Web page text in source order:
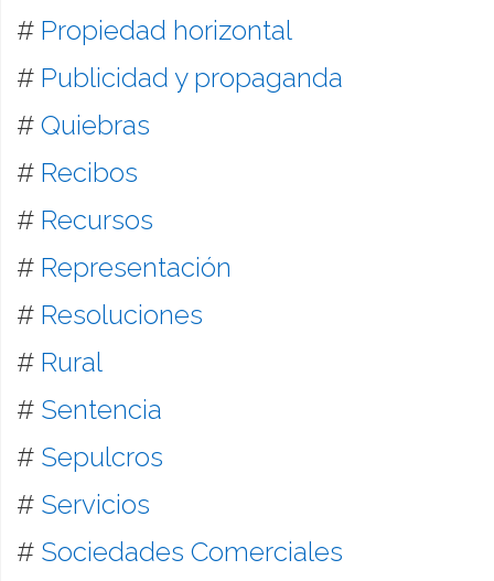
# Propiedad horizontal
# Publicidad y propaganda
# Quiebras
# Recibos
# Recursos
# Representación
# Resoluciones
# Rural
# Sentencia
# Sepulcros
# Servicios
# Sociedades Comerciales